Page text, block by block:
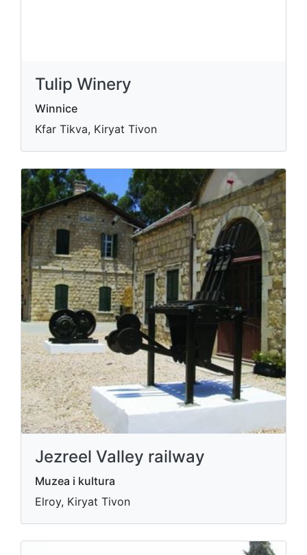
Tulip Winery
Winnice
Kfar Tikva, Kiryat Tivon
Jezreel Valley railway
Muzea i kultura
Elroy, Kiryat Tivon